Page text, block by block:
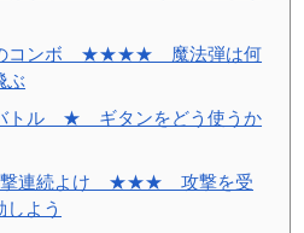
のコンボ ★★★★ 魔法弾は何
ぶ
トル ★ ギタンをどう使うか
撃連続よけ ★★★ 攻撃を受
よう